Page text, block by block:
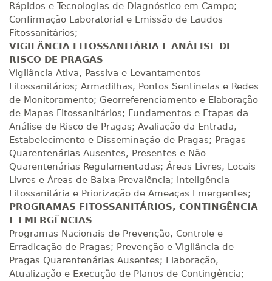
440 H 55 dias 150dias
R$ 2.240,16
Matricular
Rápidos e Tecnologias de Diagnóstico em Campo;
Confirmação Laboratorial e Emissão de Laudos
Fitossanitários;
VIGILÂNCIA FITOSSANITÁRIA E ANÁLISE DE
RISCO DE PRAGAS
Vigilância Ativa, Passiva e Levantamentos
Fitossanitários; Armadilhas, Pontos Sentinelas e Redes
de Monitoramento; Georreferenciamento e Elaboração
de Mapas Fitossanitários; Fundamentos e Etapas da
Análise de Risco de Pragas; Avaliação da Entrada,
Estabelecimento e Disseminação de Pragas; Pragas
Quarentenárias Ausentes, Presentes e Não
Quarentenárias Regulamentadas; Áreas Livres, Locais
Livres e Áreas de Baixa Prevalência; Inteligência
Fitossanitária e Priorização de Ameaças Emergentes;
PROGRAMAS FITOSSANITÁRIOS, CONTINGÊNCIA
E EMERGÊNCIAS
Programas Nacionais de Prevenção, Controle e
Erradicação de Pragas; Prevenção e Vigilância de
Pragas Quarentenárias Ausentes; Elaboração,
Atualização e Execução de Planos de Contingência;